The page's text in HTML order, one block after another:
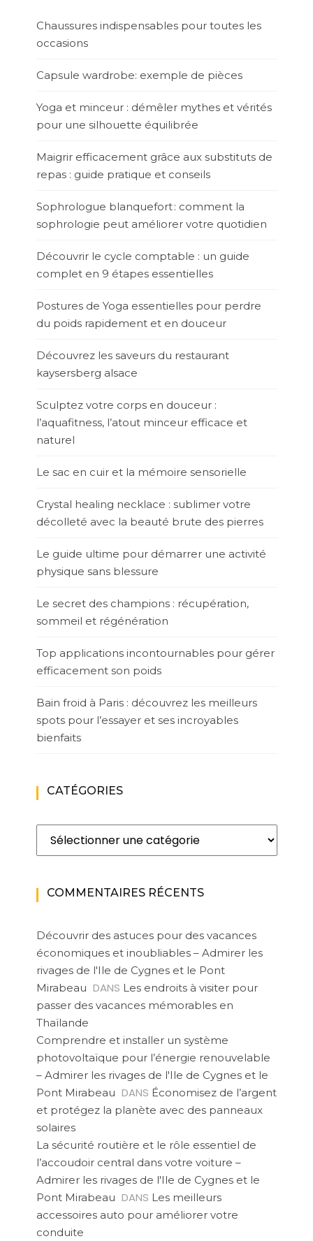
Chaussures indispensables pour toutes les
occasions
Capsule wardrobe: exemple de pièces
Yoga et minceur : démêler mythes et vérités
pour une silhouette équilibrée
Maigrir efficacement grâce aux substituts de
repas : guide pratique et conseils
Sophrologue blanquefort : comment la
sophrologie peut améliorer votre quotidien
Découvrir le cycle comptable : un guide
complet en 9 étapes essentielles
Postures de Yoga essentielles pour perdre
du poids rapidement et en douceur
Découvrez les saveurs du restaurant
kaysersberg alsace
Sculptez votre corps en douceur :
l’aquafitness, l’atout minceur efficace et
naturel
Le sac en cuir et la mémoire sensorielle
Crystal healing necklace : sublimer votre
décolleté avec la beauté brute des pierres
Le guide ultime pour démarrer une activité
physique sans blessure
Le secret des champions : récupération,
sommeil et régénération
Top applications incontournables pour gérer
efficacement son poids
Bain froid à Paris : découvrez les meilleurs
spots pour l’essayer et ses incroyables
bienfaits
CATÉGORIES
Catégories
COMMENTAIRES RÉCENTS
Découvrir des astuces pour des vacances
économiques et inoubliables – Admirer les
rivages de l'Ile de Cygnes et le Pont
Mirabeau DANS Les endroits à visiter pour
passer des vacances mémorables en
Thaïlande
Comprendre et installer un système
photovoltaïque pour l’énergie renouvelable
– Admirer les rivages de l'Ile de Cygnes et le
Pont Mirabeau DANS Économisez de l’argent
et protégez la planète avec des panneaux
solaires
La sécurité routière et le rôle essentiel de
l’accoudoir central dans votre voiture –
Admirer les rivages de l'Ile de Cygnes et le
Pont Mirabeau DANS Les meilleurs
accessoires auto pour améliorer votre
conduite